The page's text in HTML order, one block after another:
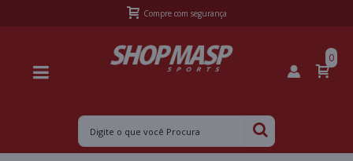
Compre com segurança
0